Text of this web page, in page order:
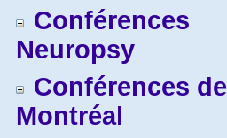
Conférences
Neuropsy
Conférences de
Montréal